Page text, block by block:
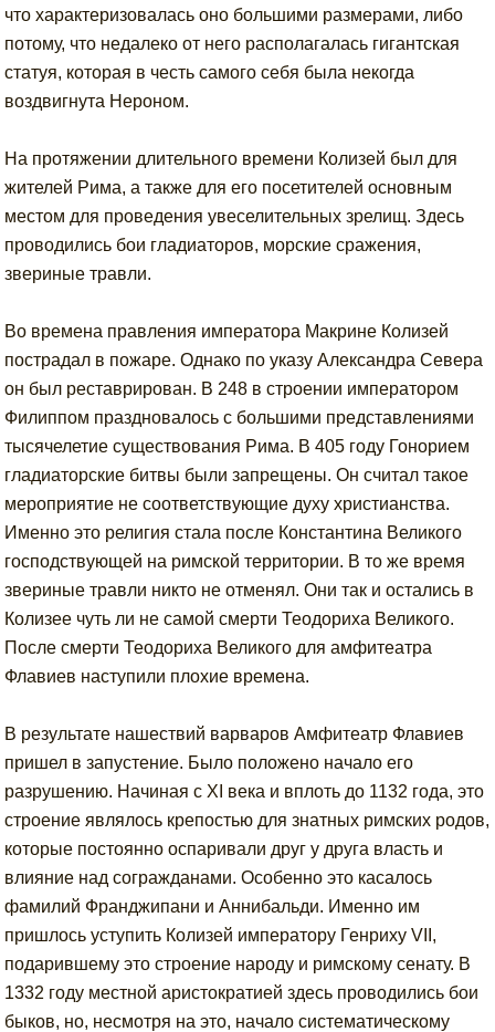
что характеризовалась оно большими размерами, либо
потому, что недалеко от него располагалась гигантская
статуя, которая в честь самого себя была некогда
воздвигнута Нероном.
На протяжении длительного времени Колизей был для
жителей Рима, а также для его посетителей основным
местом для проведения увеселительных зрелищ. Здесь
проводились бои гладиаторов, морские сражения,
звериные травли.
Во времена правления императора Макрине Колизей
пострадал в пожаре. Однако по указу Александра Севера
он был реставрирован. В 248 в строении императором
Филиппом праздновалось с большими представлениями
тысячелетие существования Рима. В 405 году Гонорием
гладиаторские битвы были запрещены. Он считал такое
мероприятие не соответствующие духу христианства.
Именно это религия стала после Константина Великого
господствующей на римской территории. В то же время
звериные травли никто не отменял. Они так и остались в
Колизее чуть ли не самой смерти Теодориха Великого.
После смерти Теодориха Великого для амфитеатра
Флавиев наступили плохие времена.
В результате нашествий варваров Амфитеатр Флавиев
пришел в запустение. Было положено начало его
разрушению. Начиная с XI века и вплоть до 1132 года, это
строение являлось крепостью для знатных римских родов,
которые постоянно оспаривали друг у друга власть и
влияние над согражданами. Особенно это касалось
фамилий Франджипани и Аннибальди. Именно им
пришлось уступить Колизей императору Генриху VII,
подарившему это строение народу и римскому сенату. В
1332 году местной аристократией здесь проводились бои
быков, но, несмотря на это, начало систематическому